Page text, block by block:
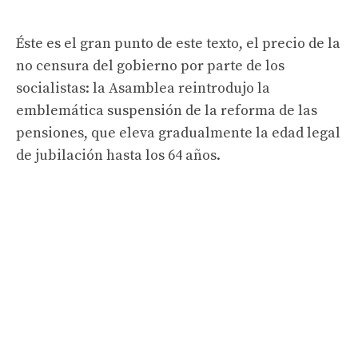
Éste es el gran punto de este texto, el precio de la
no censura del gobierno por parte de los
socialistas: la Asamblea reintrodujo la
emblemática suspensión de la reforma de las
pensiones, que eleva gradualmente la edad legal
de jubilación hasta los 64 años.